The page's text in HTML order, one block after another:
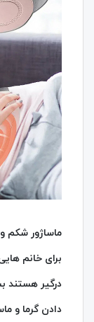
برای خانم
درگیر هستند
دادن گرما و